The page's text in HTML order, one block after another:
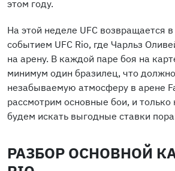
этом году.
На этой неделе UFC возвращается
событием UFC Rio, где Чарльз
на арену. В каждой паре боя на
минимум один бразилец, что
незабываемую атмосферу в арене
рассмотрим основные бои, и
будем искать выгодные ставки
РАЗБОР ОСНОВНОЙ